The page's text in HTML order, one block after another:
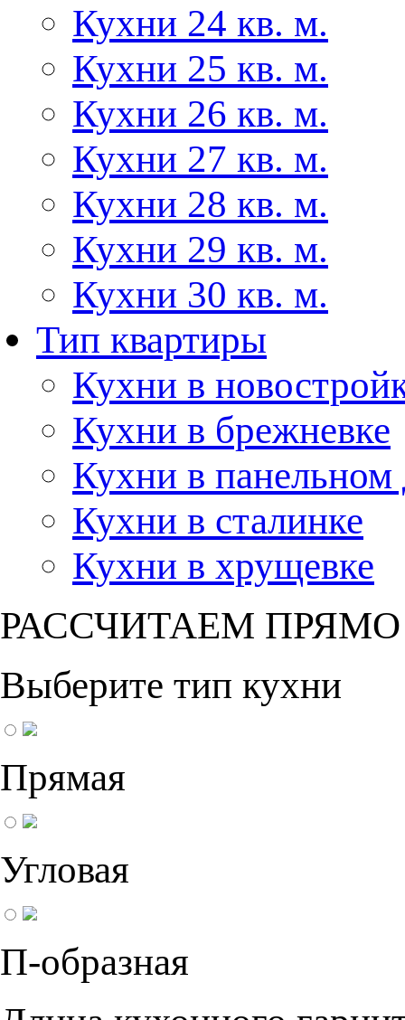
Кухни 24 кв. м.
Кухни 25 кв. м.
Кухни 26 кв. м.
Кухни 27 кв. м.
Кухни 28 кв. м.
Кухни 29 кв. м.
Кухни 30 кв. м.
Тип квартиры
Кухни в
Кухни в брежневке
Кухни в панельном
Кухни в сталинке
Кухни в хрущевке
РАССЧИТАЕМ
Выберите тип кухни
Прямая
Угловая
П-образная